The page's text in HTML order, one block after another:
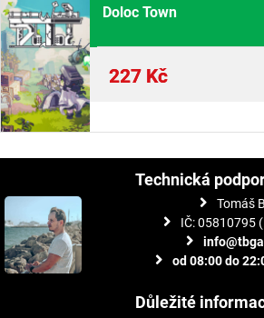
Doloc Town
227 Kč
Technická
Tomáš
IČ: 05810795
od 08:00 do
Důležité